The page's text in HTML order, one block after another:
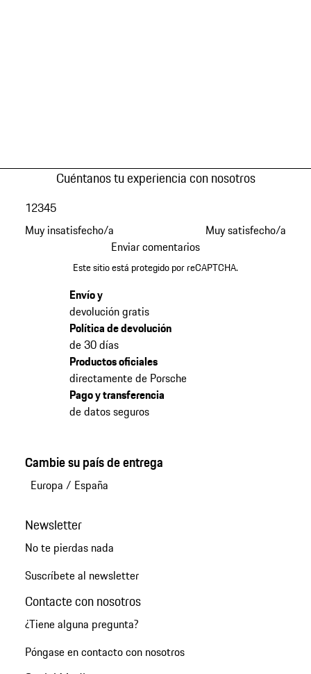
Cuéntanos tu experiencia con nosotros
Muy insatisfecho/a
12345
Muy satisfecho/a
Enviar comentarios
Este sitio está protegido por reCAPTCHA.
Envío y
devolución gratis
Política de devolución
de 30 días
Productos oficiales
directamente de Porsche
Pago y transferencia
de datos seguros
Cambie su país de entrega
Europa / España
Newsletter
No te pierdas nada
Suscríbete al newsletter
Contacte con nosotros
¿Tiene alguna pregunta?
Póngase en contacto con nosotros